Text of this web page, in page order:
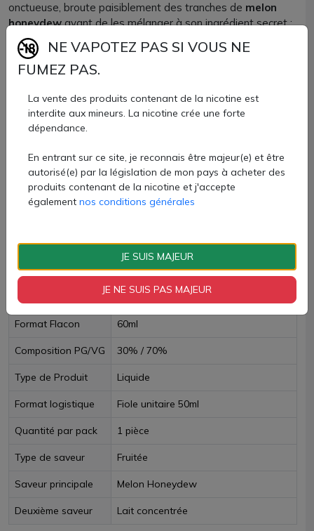
onctueuse, broute paisiblement des tranches de melon
honeydewavant de les mélanger à son ingrédient secret :
un lait concentré sucré
boufée, c’est undessert lacté qui fond sur la langue
Quantité
Paiement 100% sécurisé
Fiche technique
Contenance Flacon 50ml
Format Flacon 60ml
Composition PG/VG 30% / 70%
Type de Produit Liquide
Format logistique Fiole unitaire 50ml
Quantité par pack 1 pièce
Type de saveur Fruitée
Saveur principale Melon Honeydew
Deuxième saveur Lait concentrée
NE VAPOTEZ PAS SI VOUS NE
FUMEZ PAS.
La vente des produits contenant de la nicotine est
interdite aux mineurs. La nicotine crée une forte
dépendance.
En entrant sur ce site, je reconnais être majeur(e) et être
autorisé(e) par la législation de mon pays à acheter des
produits contenant de la nicotine et j'accepte
également nos conditions générales
JE SUIS MAJEUR
JE NE SUIS PAS MAJEUR